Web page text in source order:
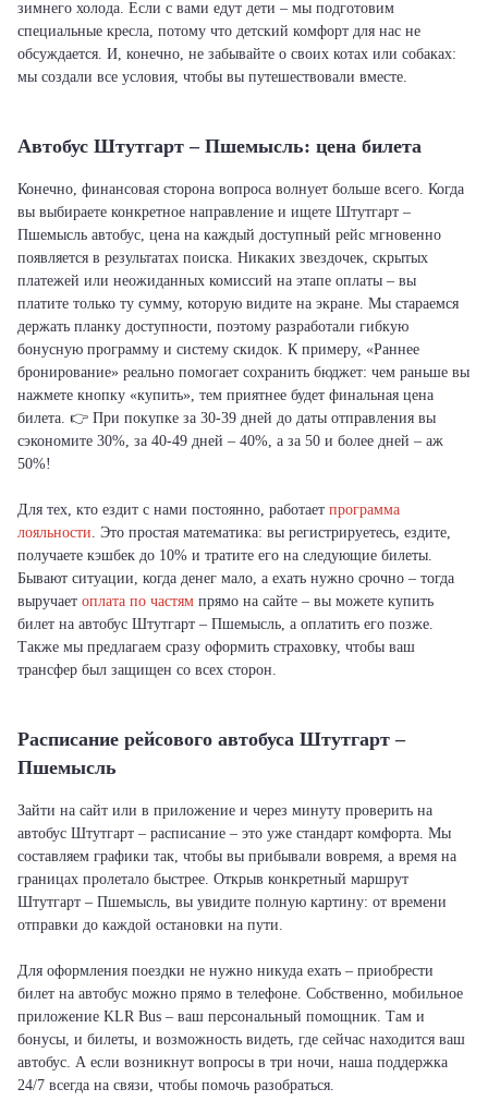
зимнего холода. Если с вами едут дети – мы подготовим
специальные кресла, потому что детский комфорт для нас не
обсуждается. И, конечно, не забывайте о своих котах или собаках:
мы создали все условия, чтобы вы путешествовали вместе.
Автобус Штутгарт – Пшемысль: цена билета
Конечно, финансовая сторона вопроса волнует больше всего. Когда
вы выбираете конкретное направление и ищете Штутгарт –
Пшемысль автобус, цена на каждый доступный рейс мгновенно
появляется в результатах поиска. Никаких звездочек, скрытых
платежей или неожиданных комиссий на этапе оплаты – вы
платите только ту сумму, которую видите на экране. Мы стараемся
держать планку доступности, поэтому разработали гибкую
бонусную программу и систему скидок. К примеру, «Раннее
бронирование» реально помогает сохранить бюджет: чем раньше вы
нажмете кнопку «купить», тем приятнее будет финальная цена
билета. 👉 При покупке за 30-39 дней до даты отправления вы
сэкономите 30%, за 40-49 дней – 40%, а за 50 и более дней – аж
50%!
Для тех, кто ездит с нами постоянно, работает программа
лояльности. Это простая математика: вы регистрируетесь, ездите,
получаете кэшбек до 10% и тратите его на следующие билеты.
Бывают ситуации, когда денег мало, а ехать нужно срочно – тогда
выручает оплата по частям прямо на сайте – вы можете купить
билет на автобус Штутгарт – Пшемысль, а оплатить его позже.
Также мы предлагаем сразу оформить страховку, чтобы ваш
трансфер был защищен со всех сторон.
Расписание рейсового автобуса Штутгарт –
Пшемысль
Зайти на сайт или в приложение и через минуту проверить на
автобус Штутгарт – расписание – это уже стандарт комфорта. Мы
составляем графики так, чтобы вы прибывали вовремя, а время на
границах пролетало быстрее. Открыв конкретный маршрут
Штутгарт – Пшемысль, вы увидите полную картину: от времени
отправки до каждой остановки на пути.
Для оформления поездки не нужно никуда ехать – приобрести
билет на автобус можно прямо в телефоне. Собственно, мобильное
приложение KLR Bus – ваш персональный помощник. Там и
бонусы, и билеты, и возможность видеть, где сейчас находится ваш
автобус. А если возникнут вопросы в три ночи, наша поддержка
24/7 всегда на связи, чтобы помочь разобраться.